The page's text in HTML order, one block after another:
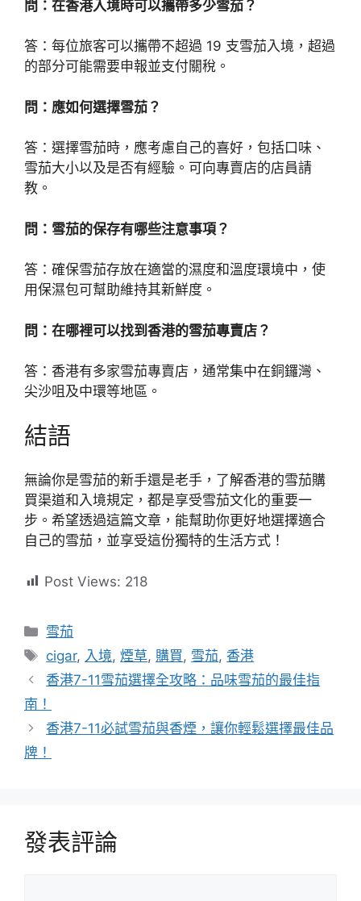
問：在香港入境時可以攜帶多少雪茄？
答：每位旅客可以攜帶不超過 19 支雪茄入境，超過
的部分可能需要申報並支付關稅。
問：應如何選擇雪茄？
答：選擇雪茄時，應考慮自己的喜好，包括口味、
雪茄大小以及是否有經驗。可向專賣店的店員請
教。
問：雪茄的保存有哪些注意事項？
答：確保雪茄存放在適當的濕度和溫度環境中，使
用保濕包可幫助維持其新鮮度。
問：在哪裡可以找到香港的雪茄專賣店？
答：香港有多家雪茄專賣店，通常集中在銅鑼灣、
尖沙咀及中環等地區。
結語
無論你是雪茄的新手還是老手，了解香港的雪茄購
買渠道和入境規定，都是享受雪茄文化的重要一
步。希望透過這篇文章，能幫助你更好地選擇適合
自己的雪茄，並享受這份獨特的生活方式！
Post Views: 218
分
類
雪茄
標
籤
cigar, 入境,煙草, 購買, 雪茄, 香港
香港7-11雪茄選擇全攻略：品味雪茄的最佳指
南！
香港7-11必試雪茄與香煙，讓你輕鬆選擇最佳品
牌！
發表評論